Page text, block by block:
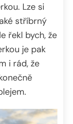
Lze si
stříbrný
řekl bych, že
je pak
i rád, že